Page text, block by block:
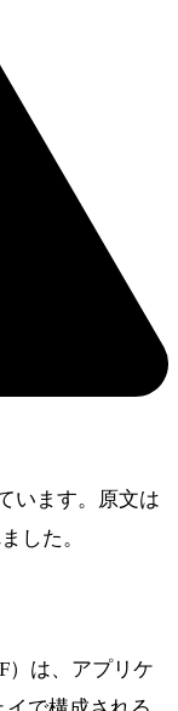
います。原文は
した。
）は、アプリケ